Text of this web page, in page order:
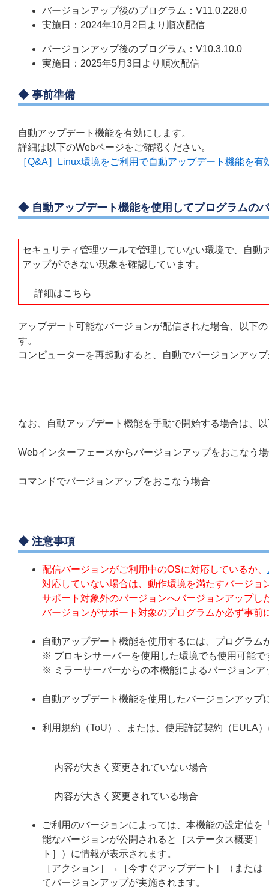
バージョンアップ後のプログラム：V11.0.228.0
実施日：2024年10月2日より順次配信
バージョンアップ後のプログラム：V10.3.10.0
実施日：2025年5月3日より順次配信
◆ 事前準備
自動アップデート機能を有効にします。
詳細は以下のWebページをご確認ください。
［Q&A］Linux環境をご利用で自動アップデート機能を
◆ 自動アップデート機能を使用してプログラムの
セキュリティ管理ツールで管理していない環境で、自
アップができない現象を確認しています。
詳細はこちら
アップデート可能なバージョンが配信された場合、以下
す。
コンピューターを再起動すると、自動でバージョンアッ
なお、自動アップデート機能を手動で開始する場合は、
Webインターフェースからバージョンアップをおこなう
コマンドでバージョンアップをおこなう場合
◆ 注意事項
配信バージョンがご利用中のOSに対応しているか、
対応していない場合は、動作環境を満たすバージ
サポート対象外のバージョンへバージョンアップ
バージョンがサポート対象のプログラムか必ず事前
自動アップデート機能を使用するには、プログラ
※ プロキシサーバーを使用した環境でも使用可能で
※ ミラーサーバーからの本機能によるバージョンア
自動アップデート機能を使用したバージョンアッ
利用規約（ToU）、または、使用許諾契約（EULA
内容が大きく変更されていない場合
内容が大きく変更されている場合
ご利用のバージョンによっては、本機能の設定値
能なバージョンが公開されると［ステータス概要
ト］）に情報が表示されます。
［アクション］→［今すぐアップデート］（また
てバージョンアップが実施されます。